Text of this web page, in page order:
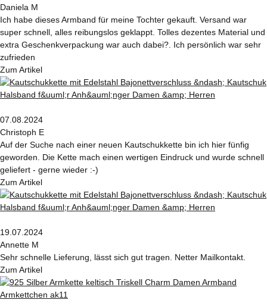
Daniela M
Ich habe dieses Armband für meine Tochter gekauft. Versand war
super schnell, alles reibungslos geklappt. Tolles dezentes Material und
extra Geschenkverpackung war auch dabei?. Ich persönlich war sehr
zufrieden
Zum Artikel
07.08.2024
Christoph E
Auf der Suche nach einer neuen Kautschukkette bin ich hier fünfig
geworden. Die Kette mach einen wertigen Eindruck und wurde schnell
geliefert - gerne wieder :-)
Zum Artikel
19.07.2024
Annette M
Sehr schnelle Lieferung, lässt sich gut tragen. Netter Mailkontakt.
Zum Artikel